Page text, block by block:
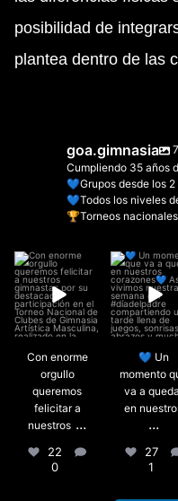
posibilidad de
plantea dentro de las
goa.gimnasia
Cumpliendo 35 años
💙Grupos desde los
💙Todos los niveles
🏆Torneos
Con enorme
orgullo
queremos
felicitar a
nuestros...
Con enorme
orgullo
queremos
felicitar a
nuestros ...
22
0
💙 Un
que va a
en nuestros
27
💙 Un
momento
va a
en
...
27
1